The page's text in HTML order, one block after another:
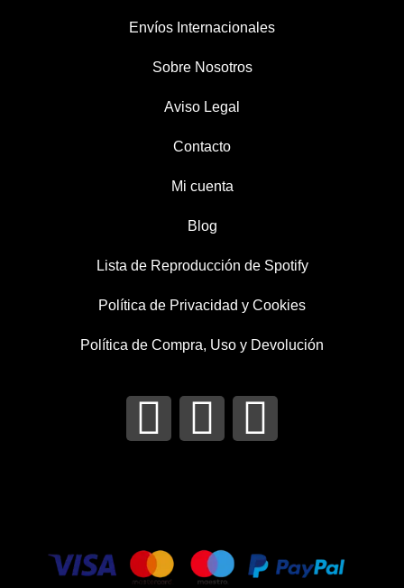
Envíos Internacionales
Sobre Nosotros
Aviso Legal
Contacto
Mi cuenta
Blog
Lista de Reproducción de Spotify
Política de Privacidad y Cookies
Política de Compra, Uso y Devolución
I
n
t
T
w
t
F
a
e